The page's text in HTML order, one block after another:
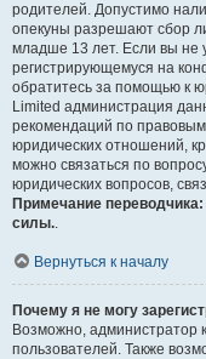
родителей. Допустимо
опекуны разрешают сбор
младше 13 лет. Если вы не
регистрирующемуся на
обратитесь за помощью к
Limited администрация
рекомендаций по
юридических отношений,
можно связаться по
юридических вопросов,
Примечание
силы..
Вернуться к началу
Почему я не могу
Возможно, администратор
пользователей. Также